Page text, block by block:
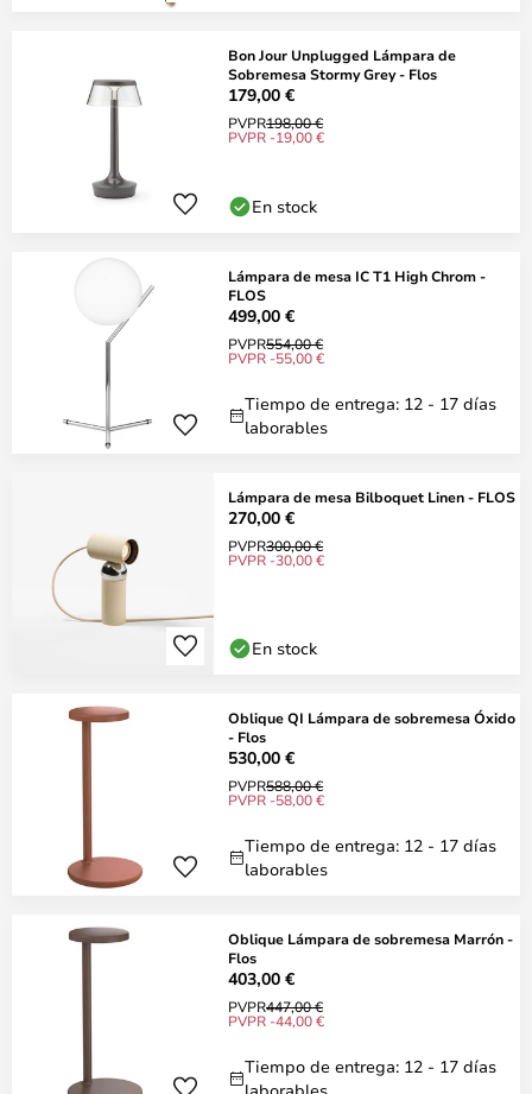
Bon Jour Unplugged Lámpara de
Sobremesa Stormy Grey - Flos
179,00 €
PVPR198,00 €
PVPR -19,00 €
En stock
Lámpara de mesa IC T1 High Chrom -
FLOS
499,00 €
PVPR554,00 €
PVPR -55,00 €
Tiempo de entrega: 12 - 17 días
laborables
Lámpara de mesa Bilboquet Linen - FLOS
270,00 €
PVPR300,00 €
PVPR -30,00 €
En stock
Oblique QI Lámpara de sobremesa Óxido
- Flos
530,00 €
PVPR588,00 €
PVPR -58,00 €
Tiempo de entrega: 12 - 17 días
laborables
Oblique Lámpara de sobremesa Marrón -
Flos
403,00 €
PVPR447,00 €
PVPR -44,00 €
Tiempo de entrega: 12 - 17 días